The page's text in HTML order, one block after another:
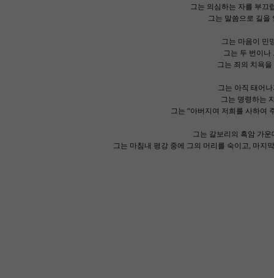
그는 의심하는 자를 부끄
그는 말씀으로 길을
그는 마음이 민
그는 두 번이나
그는 죄의 치욕
그는 아직 태어
그는 명령하는
그는 “아버지여 저희를 사하여
그는 갈보리의 흑암 가
그는 마침내 평강 중에 그의 머리를 숙이고, 마지